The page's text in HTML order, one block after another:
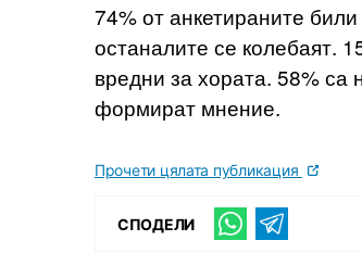
74% от анкетираните
останалите се колебаят.
вредни за хората. 58%
формират мнение.
Прочети цялата публикация
СПОДЕЛИ